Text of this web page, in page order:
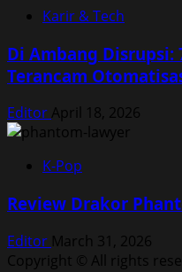
Karir & Tech
Di Ambang Disrupsi:
Terancam
Editor April 18, 2026
K-Pop
Review Drakor
Editor March 31, 2026
Copyright © All rights